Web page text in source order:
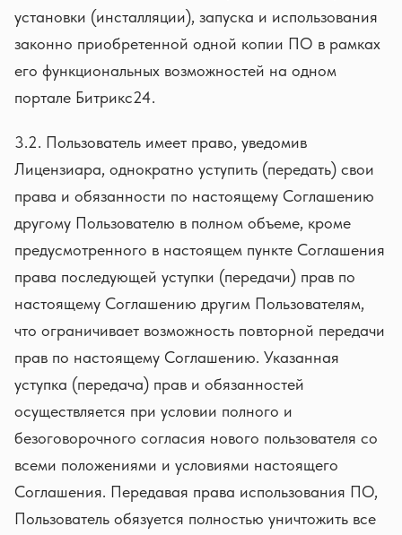
установки (инсталляции), запуска и использования
законно приобретенной одной копии ПО в рамках
его функциональных возможностей на одном
портале Битрикс24.
3.2. Пользователь имеет право, уведомив
Лицензиара, однократно уступить (передать) свои
права и обязанности по настоящему Соглашению
другому Пользователю в полном объеме, кроме
предусмотренного в настоящем пункте Соглашения
права последующей уступки (передачи) прав по
настоящему Соглашению другим Пользователям,
что ограничивает возможность повторной передачи
прав по настоящему Соглашению. Указанная
уступка (передача) прав и обязанностей
осуществляется при условии полного и
безоговорочного согласия нового пользователя со
всеми положениями и условиями настоящего
Соглашения. Передавая права использования ПО,
Пользователь обязуется полностью уничтожить все